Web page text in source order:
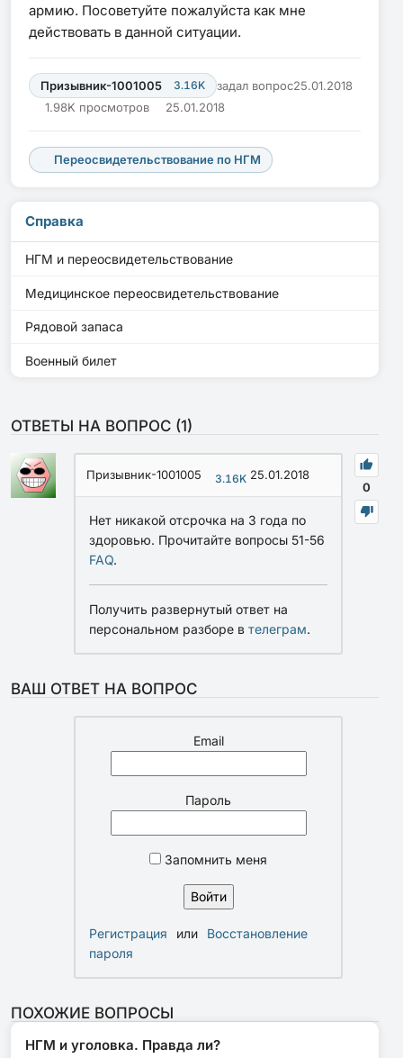
армию. Посоветуйте пожалуйста как мне
действовать в данной ситуации.
Призывник-1001005 3.16K задал вопрос25.01.2018
1.98K просмотров
25.01.2018
Переосвидетельствование по НГМ
Справка
НГМ и переосвидетельствование
Медицинское переосвидетельствование
Рядовой запаса
Военный билет
ОТВЕТЫ НА ВОПРОС (1)
0
Призывник-1001005 3.16K 25.01.2018
Нет никакой отсрочка на 3 года по
здоровью. Прочитайте вопросы 51-56
FAQ.
Получить развернутый ответ на
персональном разборе в телеграм.
ВАШ ОТВЕТ НА ВОПРОС
Email
Пароль
Запомнить меня
Регистрация или
Восстановление
пароля
ПОХОЖИЕ ВОПРОСЫ
НГМ и уголовка. Правда ли?